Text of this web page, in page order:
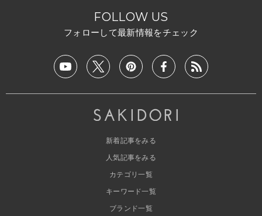
FOLLOW US
フォローして最新情報をチェック
新着記事をみる
人気記事をみる
カテゴリ一覧
キーワード一覧
ブランド一覧